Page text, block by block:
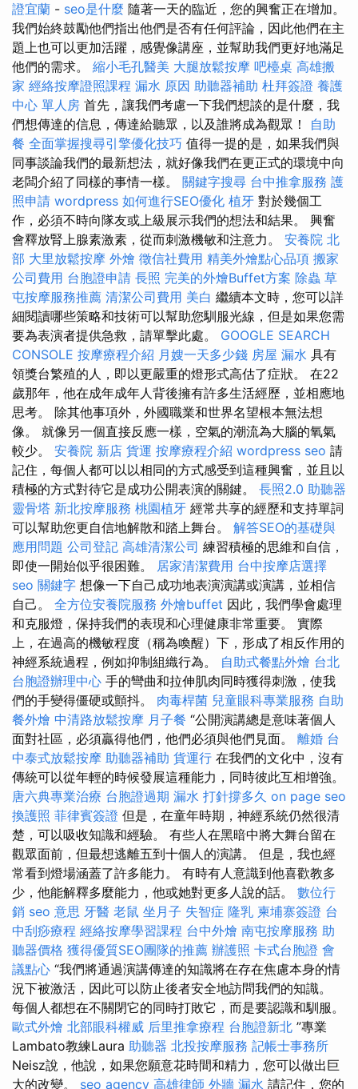
證宜蘭 - seo是什麼 隨著一天的臨近，您的興奮正在增加。
我們始終鼓勵他們指出他們是否有任何評論，因此他們在主
題上也可以更加活躍，感覺像講座，並幫助我們更好地滿足
他們的需求。 縮小毛孔醫美 大腿放鬆按摩 吧檯桌 高雄搬
家 經絡按摩證照課程 漏水 原因 助聽器補助 杜拜簽證 養護
中心 單人房 首先，讓我們考慮一下我們想談的是什麼，我
們想傳達的信息，傳達給聽眾，以及誰將成為觀眾！ 自助
餐 全面掌握搜尋引擎優化技巧 值得一提的是，如果我們與
同事談論我們的最新想法，就好像我們在更正式的環境中向
老闆介紹了同樣的事情一樣。 關鍵字搜尋 台中推拿服務 護
照申請 wordpress 如何進行SEO優化 植牙 對於幾個工
作，必須不時向隊友或上級展示我們的想法和結果。 興奮
會釋放腎上腺素激素，從而刺激機敏和注意力。 安養院 北
部 大里放鬆按摩 外燴 徵信社費用 精美外燴點心品項 搬家
公司費用 台胞證申請 長照 完美的外燴Buffet方案 除蟲 草
屯按摩服務推薦 清潔公司費用 美白 繼續本文時，您可以詳
細閱讀哪些策略和技術可以幫助您馴服光線，但是如果您需
要為表演者提供急救，請單擊此處。 GOOGLE SEARCH
CONSOLE 按摩療程介紹 月嫂一天多少錢 房屋 漏水 具有
領獎台繁殖的人，即以更嚴重的燈形式高估了症狀。 在22
歲那年，他在成年成年人背後擁有許多生活經歷，並相應地
思考。 除其他事項外，外國職業和世界名望根本無法想
像。 就像另一個直接反應一樣，空氣的潮流為大腦的氧氣
較少。 安養院 新店 貨運 按摩療程介紹 wordpress seo 請
記住，每個人都可以以相同的方式感受到這種興奮，並且以
積極的方式對待它是成功公開表演的關鍵。 長照2.0 助聽器
靈骨塔 新北按摩服務 桃園植牙 經常共享的經歷和支持單詞
可以幫助您更自信地解散和踏上舞台。 解答SEO的基礎與
應用問題 公司登記 高雄清潔公司 練習積極的思維和自信，
即使一開始似乎很困難。 居家清潔費用 台中按摩店選擇
seo 關鍵字 想像一下自己成功地表演演講或演講，並相信
自己。 全方位安養院服務 外燴buffet 因此，我們學會處理
和克服燈，保持我們的表現和心理健康非常重要。 實際
上，在過高的機敏程度（稱為喚醒）下，形成了相反作用的
神經系統過程，例如抑制組織行為。 自助式餐點外燴 台北
台胞證辦理中心 手的彎曲和拉伸肌肉同時獲得刺激，使我
們的手變得僵硬或顫抖。 肉毒桿菌 兒童眼科專業服務 自助
餐外燴 中清路放鬆按摩 月子餐 “公開演講總是意味著個人
面對社區，必須贏得他們，他們必須與他們見面。 離婚 台
中泰式放鬆按摩 助聽器補助 貨運行 在我們的文化中，沒有
傳統可以從年輕的時候發展這種能力，同時彼此互相增強。
唐六典專業治療 台胞證過期 漏水 打針撐多久 on page seo
換護照 菲律賓簽證 但是，在童年時期，神經系統仍然很清
楚，可以吸收知識和經驗。 有些人在黑暗中將大舞台留在
觀眾面前，但最想逃離五到十個人的演講。 但是，我也經
常看到燈場涵蓋了許多能力。 有時有人意識到他喜歡教多
少，他能解釋多麼能力，他或她對更多人說的話。 數位行
銷 seo 意思 牙醫 老鼠 坐月子 失智症 隆乳 柬埔寨簽證 台
中刮痧療程 經絡按摩學習課程 台中外燴 南屯按摩服務 助
聽器價格 獲得優質SEO團隊的推薦 辦護照 卡式台胞證 會
議點心 “我們將通過演講傳達的知識將在存在焦慮本身的情
況下被激活，因此可以防止後者安全地訪問我們的知識。
每個人都想在不關閉它的同時打敗它，而是要認識和馴服。
歐式外燴 北部眼科權威 后里推拿療程 台胞證新北 ”專業
Lambato教練Laura 助聽器 北投按摩服務 記帳士事務所
Neisz說，他說，如果您願意花時間和精力，您可以做出巨
大的改變。 seo agency 高雄律師 外牆 漏水 請記住，您的